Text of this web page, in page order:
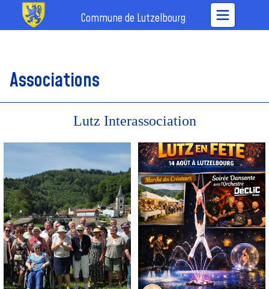
Commune de Lutzelbourg
Associations
Lutz Interassociation